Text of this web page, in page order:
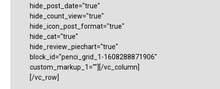
hide_post_date="true"
hide_count_view="true"
hide_icon_post_format="true"
hide_cat="true"
hide_review_piechart="true"
block_id="penci_grid_1-1608288871906"
custom_markup_1=""][/vc_column]
[/vc_row]